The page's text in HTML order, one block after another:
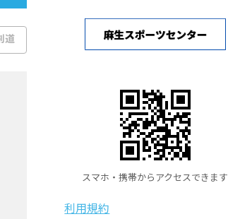
道
スマホ・携帯からアクセスできます
利用規約